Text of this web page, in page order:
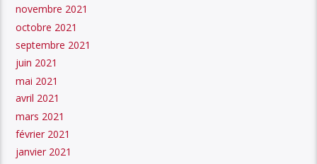
novembre 2021
octobre 2021
septembre 2021
juin 2021
mai 2021
avril 2021
mars 2021
février 2021
janvier 2021